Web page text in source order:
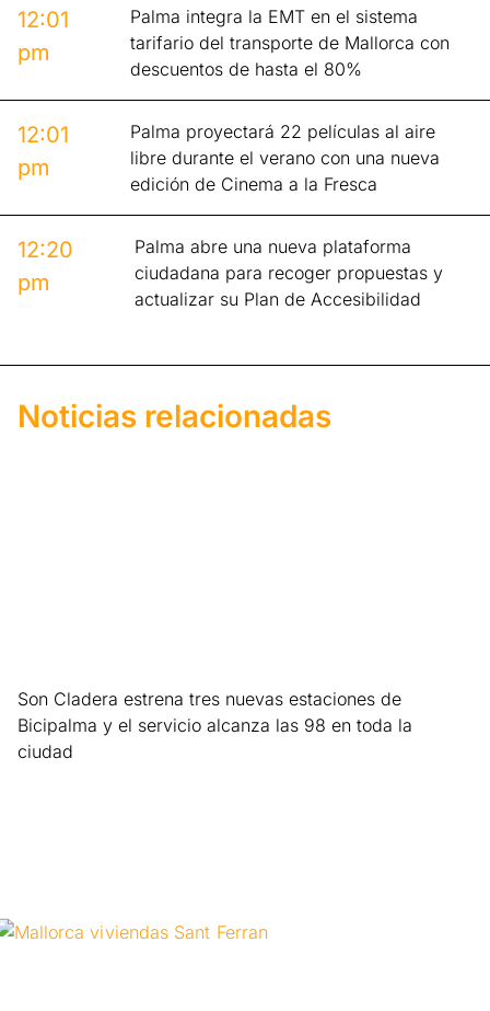
12:01
pm
Palma integra la EMT en el sistema
tarifario del transporte de Mallorca con
descuentos de hasta el 80%
12:01
pm
Palma proyectará 22 películas al aire
libre durante el verano con una nueva
edición de Cinema a la Fresca
12:20
pm
Palma abre una nueva plataforma
ciudadana para recoger propuestas y
actualizar su Plan de Accesibilidad
Noticias relacionadas
Son Cladera estrena tres nuevas estaciones de
Bicipalma y el servicio alcanza las 98 en toda la
ciudad